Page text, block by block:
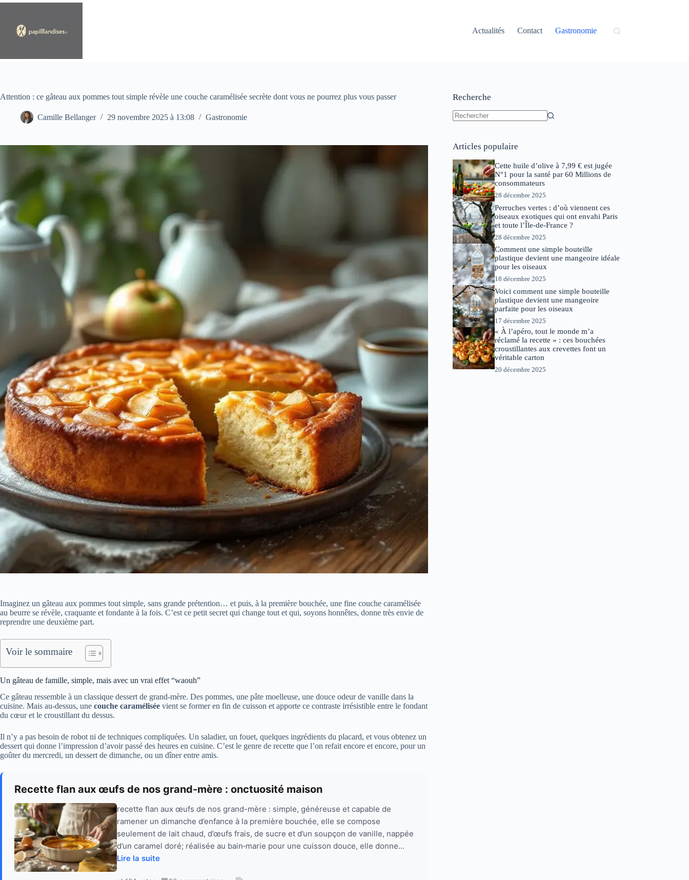
Passer
Actualités
Contact Gastronomie
Attention : ce gâteau aux pommes tout simple révèle une couche caramélisée secrète dont vous ne pourrez plus vous passer
Camille Bellanger 29 novembre 2025 à 13:08 Gastronomie
Imaginez un gâteau aux pommes tout simple, sans grande prétention… et puis, à la première bouchée, une fine couche caramélisée
au beurre se révèle, craquante et fondante à la fois. C’est ce petit secret qui change tout et qui, soyons honnêtes, donne très envie de
reprendre une deuxième part.
Voir le sommaire
Un gâteau de famille, simple, mais avec un vrai effet “waouh”
Ce gâteau ressemble à un classique dessert de grand-mère. Des pommes, une pâte moelleuse, une douce odeur de vanille dans la
cuisine. Mais au-dessus, une couche caramélisée vient se former en fin de cuisson et apporte ce contraste irrésistible entre le fondant
du cœur et le croustillant du dessus.
Il n’y a pas besoin de robot ni de techniques compliquées. Un saladier, un fouet, quelques ingrédients du placard, et vous obtenez un
dessert qui donne l’impression d’avoir passé des heures en cuisine. C’est le genre de recette que l’on refait encore et encore, pour un
goûter du mercredi, un dessert de dimanche, ou un dîner entre amis.
Recette flan aux œufs de nos grand-mère : onctuosité maison
recette flan aux œufs de nos grand-mère : simple, généreuse et capable de
ramener un dimanche d’enfance à la première bouchée, elle se compose
seulement de lait chaud, d’œufs frais, de sucre et d’un soupçon de vanille, nappée
d’un caramel doré; réalisée au bain‑marie pour une cuisson douce, elle donne...
Lire la suite
Recherche
Articles populaire
Cette huile d’olive à 7,99 € est jugée
N°1 pour la santé par 60 Millions de
consommateurs
28 décembre 2025
Perruches vertes : d’où viennent ces
oiseaux exotiques qui ont envahi Paris
et toute l’Île-de-France ?
28 décembre 2025
Comment une simple bouteille
plastique devient une mangeoire idéale
pour les oiseaux
18 décembre 2025
Voici comment une simple bouteille
plastique devient une mangeoire
parfaite pour les oiseaux
17 décembre 2025
« À l’apéro, tout le monde m’a
réclamé la recette » : ces bouchées
croustillantes aux crevettes font un
véritable carton
20 décembre 2025